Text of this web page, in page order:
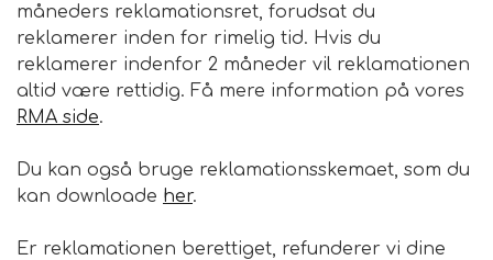
måneders reklamationsret, forudsat du
reklamerer inden for rimelig tid. Hvis du
reklamerer indenfor 2 måneder vil reklamationen
altid være rettidig. Få mere information på vores
RMA side.
Du kan også bruge reklamationsskemaet, som du
kan downloade her.
Er reklamationen berettiget, refunderer vi dine